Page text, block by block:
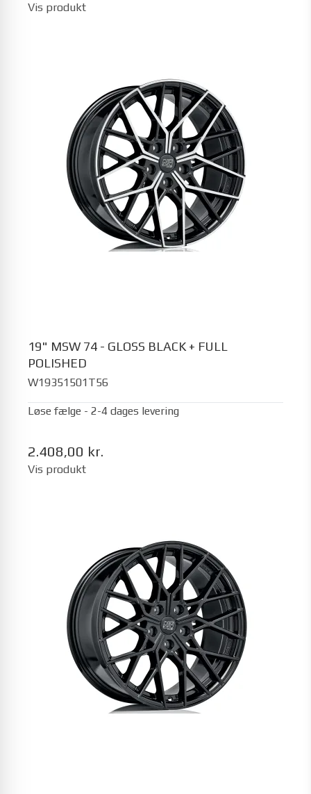
Vis produkt
19" MSW 74 - GLOSS BLACK + FULL
POLISHED
W19351501T56
Løse fælge - 2-4 dages levering
2.408,00 kr.
Vis produkt